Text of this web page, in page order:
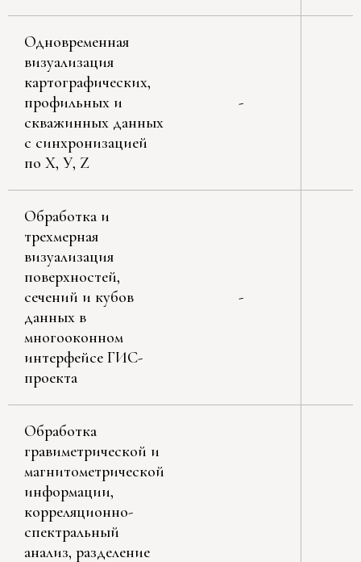
Одновременная
визуализация
картографических,
профильных и
скважинных данных
с синхронизацией
по Х, У, Z
-
Обработка и
трехмерная
визуализация
поверхностей,
сечений и кубов
данных в
многооконном
интерфейсе ГИС-
проекта
-
Обработка
гравиметрической и
магнитометрической
информации,
корреляционно-
спектральный
анализ, разделение